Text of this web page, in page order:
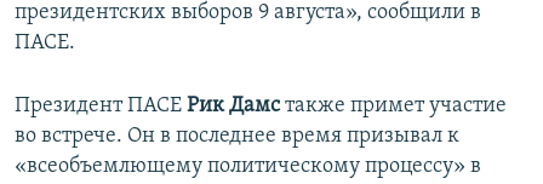
президентских выборов 9 августа», сообщили в
ПАСЕ.
Президент ПАСЕ Рик Дамстакже примет участие
во встрече. Он в последнее время призывал к
«всеобъемлющему политическому процессу» в